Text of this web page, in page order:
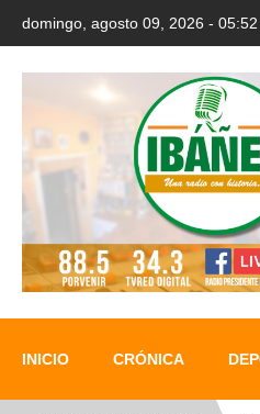
domingo, agosto 09, 2026 -
INICIO CRÓNICA